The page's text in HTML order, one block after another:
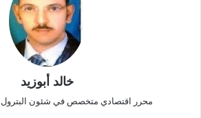
خالد أبوزيد
محرر اقتصادي متخصص في شئون البترول